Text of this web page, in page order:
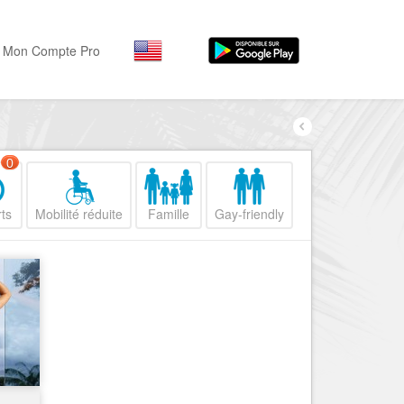
Hôtels, ...
Visiter
Par quartiers
Nice Promenade du
Nice le Port
Mon Compte Pro
0
Mobilité réduite Famille Gay-friendly